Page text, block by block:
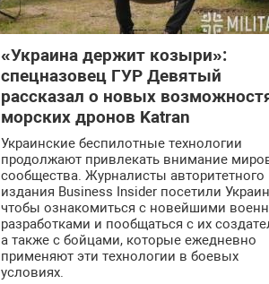
«Украина держит козыри»:
спецназовец ГУР Девятый
рассказал о новых
морских дронов Katran
Украинские беспилотные технологии
продолжают привлекать внимание
сообщества. Журналисты авторитетного
издания Business Insider посетили
чтобы ознакомиться с новейшими
разработками и пообщаться с их
а также с бойцами, которые ежедневно
применяют эти технологии в боевых
условиях.